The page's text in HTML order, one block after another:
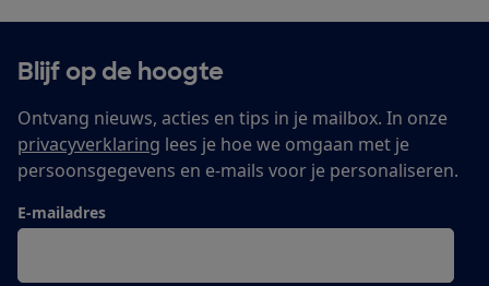
Blijf op de hoogte
Ontvang nieuws, acties en tips in je mailbox. In onze
privacyverklaring lees je hoe we omgaan met je
persoonsgegevens en e-mails voor je personaliseren.
E-mailadres